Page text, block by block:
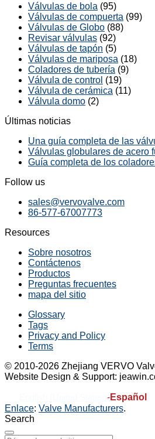
Válvulas de bola (95)
Válvulas de compuerta (99)
Válvulas de Globo (88)
Revisar válvulas (92)
Válvulas de tapón (5)
Válvulas de mariposa (18)
Coladores de tubería (9)
Válvula de control (19)
Válvula de cerámica (11)
Válvula domo (2)
Últimas noticias
Una guía completa de las
Válvulas globulares de acero
Guía completa de los
Follow us
sales@vervovalve.com
86-577-67007773
Resources
Sobre nosotros
Contáctenos
Productos
Preguntas frecuentes
mapa del sitio
Glossary
Tags
Privacy and Policy
Terms
© 2010-2026 Zhejiang VERVO
Website Design & Support:
-Español
Enlace: Valve Manufacturers.
Search